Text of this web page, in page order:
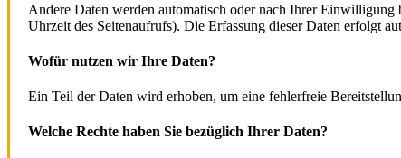
Andere Daten werden automatisch oder nach Ihrer Einwilligung
Uhrzeit des Seitenaufrufs). Die Erfassung dieser Daten erfolgt
Wofür nutzen wir Ihre Daten?
Ein Teil der Daten wird erhoben, um eine fehlerfreie
Welche Rechte haben Sie bezüglich Ihrer Daten?